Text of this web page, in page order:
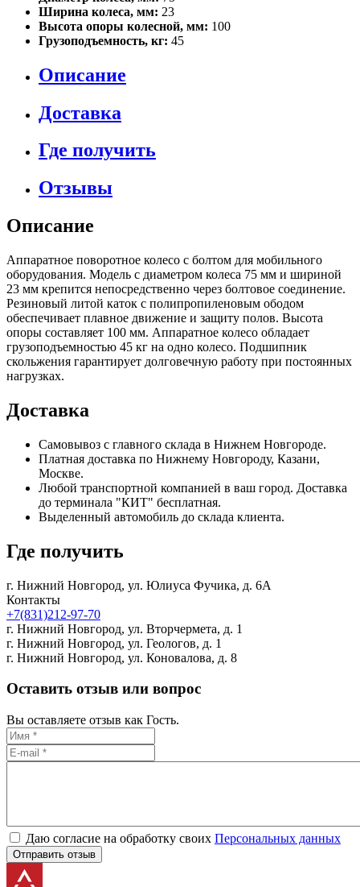
Ширина колеса, мм: 23
Высота опоры колесной, мм: 100
Грузоподъемность, кг: 45
Описание
Доставка
Где получить
Отзывы
Описание
Аппаратное поворотное колесо с болтом для мобильного
оборудования. Модель с диаметром колеса 75 мм и шириной
23 мм крепится непосредственно через болтовое соединение.
Резиновый литой каток с полипропиленовым ободом
обеспечивает плавное движение и защиту полов. Высота
опоры составляет 100 мм. Аппаратное колесо обладает
грузоподъемностью 45 кг на одно колесо. Подшипник
скольжения гарантирует долговечную работу при постоянных
нагрузках.
Доставка
Самовывоз с главного склада в Нижнем Новгороде.
Платная доставка по Нижнему Новгороду, Казани,
Москве.
Любой транспортной компанией в ваш город. Доставка
до терминала "КИТ" бесплатная.
Выделенный автомобиль до склада клиента.
Где получить
г. Нижний Новгород, ул. Юлиуса Фучика, д. 6А
Контакты
+7(831)212-97-70
г. Нижний Новгород, ул. Вторчермета, д. 1
г. Нижний Новгород, ул. Геологов, д. 1
г. Нижний Новгород, ул. Коновалова, д. 8
Оставить отзыв или вопрос
Вы оставляете отзыв как Гость.
Даю согласие на обработку своих Персональных данных
Отправить отзыв